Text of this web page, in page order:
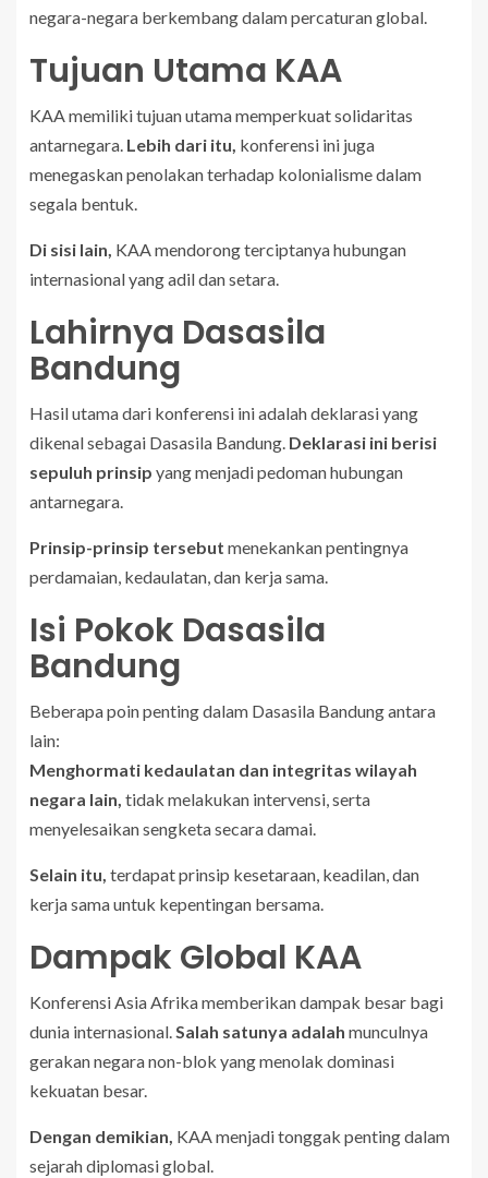
negara-negara berkembang dalam percaturan global.
Tujuan Utama KAA
KAA memiliki tujuan utama memperkuat solidaritas
antarnegara. Lebih dari itu, konferensi ini juga
menegaskan penolakan terhadap kolonialisme dalam
segala bentuk.
Di sisi lain, KAA mendorong terciptanya hubungan
internasional yang adil dan setara.
Lahirnya Dasasila
Bandung
Hasil utama dari konferensi ini adalah deklarasi yang
dikenal sebagai Dasasila Bandung. Deklarasi ini berisi
sepuluh prinsip yang menjadi pedoman hubungan
antarnegara.
Prinsip-prinsip tersebut menekankan pentingnya
perdamaian, kedaulatan, dan kerja sama.
Isi Pokok Dasasila
Bandung
Beberapa poin penting dalam Dasasila Bandung antara
lain:
Menghormati kedaulatan dan integritas wilayah
negara lain, tidak melakukan intervensi, serta
menyelesaikan sengketa secara damai.
Selain itu, terdapat prinsip kesetaraan, keadilan, dan
kerja sama untuk kepentingan bersama.
Dampak Global KAA
Konferensi Asia Afrika memberikan dampak besar bagi
dunia internasional.Salah satunya adalah munculnya
gerakan negara non-blok yang menolak dominasi
kekuatan besar.
Dengan demikian, KAA menjadi tonggak penting dalam
sejarah diplomasi global.